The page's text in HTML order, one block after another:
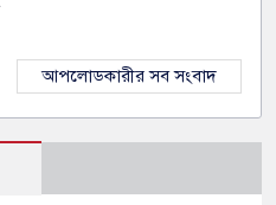
আপলোডকারীর সব সংবাদ